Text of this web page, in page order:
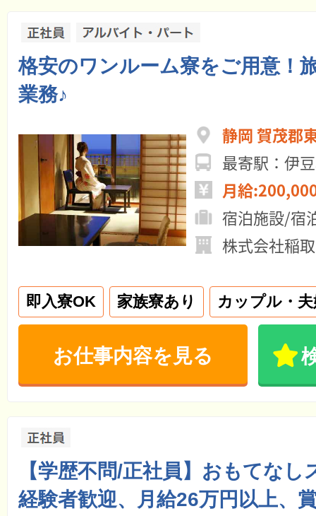
格安のワンルーム寮をご用意！
業務♪
静岡 賀茂郡
最寄駅：伊
月給
宿泊施設/宿
株式会社稲
即入寮OK 家族寮あり カップル・
お仕事内容を見る
【学歴不問/正社員】おもてな
経験者歓迎、月給26万円以上、